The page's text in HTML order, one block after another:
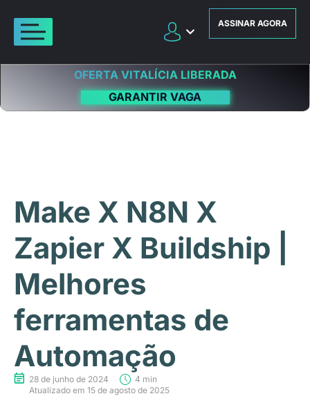
ASSINAR AGORA
OFERTA VITALÍCIA LIBERADA
GARANTIR VAGA
Make X N8N X
Zapier X Buildship |
Melhores
ferramentas de
Automação
28 de junho de 2024
4 min
Atualizado em 15 de agosto de 2025